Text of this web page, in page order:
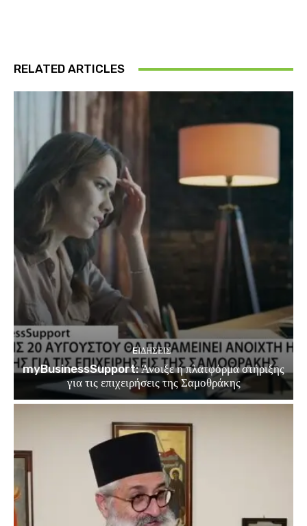
RELATED ARTICLES
EΙΔΗΣΕΙΣ
myBusinessSupport: Άνοιξε η πλατφόρμα στήριξης
για τις επιχειρήσεις της Σαμοθράκης